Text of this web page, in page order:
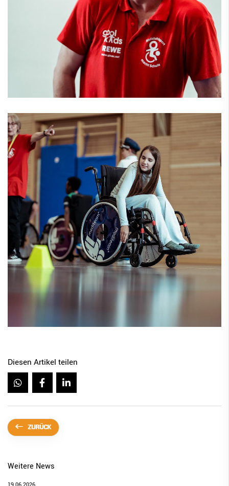
Diesen Artikel teilen
ZURÜCK
Weitere News